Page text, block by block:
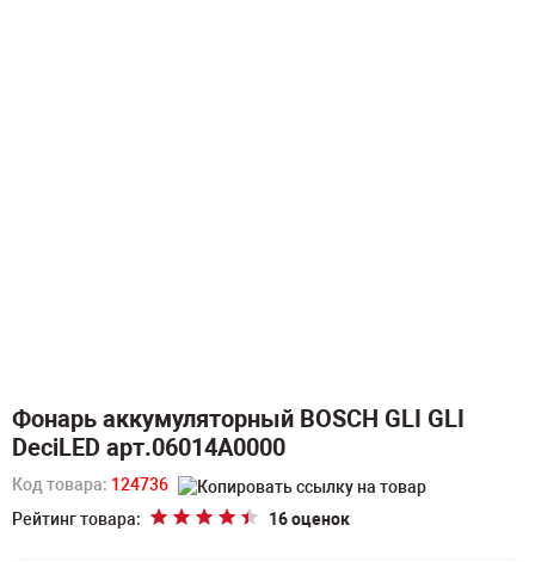
Фонарь аккумуляторный BOSCH GLI GLI
DeciLED арт.06014A0000
Код товара: 124736
Рейтинг товара:
16 оценок